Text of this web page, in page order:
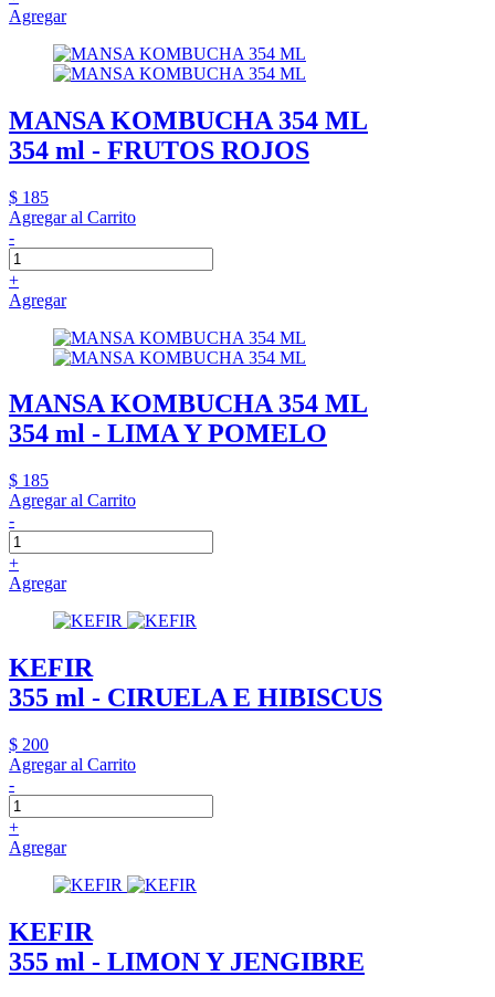
Agregar
MANSA KOMBUCHA 354 ML
354 ml - FRUTOS ROJOS
$ 185
Agregar al Carrito
-
+
Agregar
MANSA KOMBUCHA 354 ML
354 ml - LIMA Y POMELO
$ 185
Agregar al Carrito
-
+
Agregar
KEFIR
355 ml - CIRUELA E HIBISCUS
$ 200
Agregar al Carrito
-
+
Agregar
KEFIR
355 ml - LIMON Y JENGIBRE